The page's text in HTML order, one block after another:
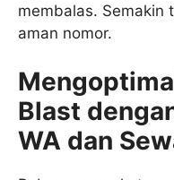
membalas. Semakin
aman nomor.
Blast
WA dan